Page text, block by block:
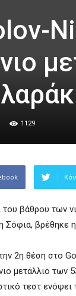
1129
βάθρου των
Σόφια, βρέθηκε
2η θέση στο
μετάλλιο των
τεστ